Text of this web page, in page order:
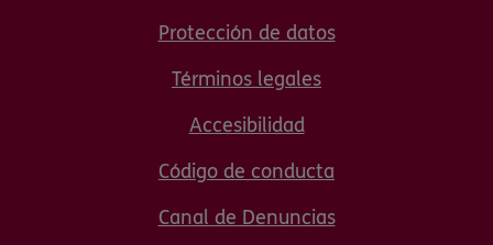
Protección de datos
Términos legales
Accesibilidad
Código de conducta
Canal de Denuncias